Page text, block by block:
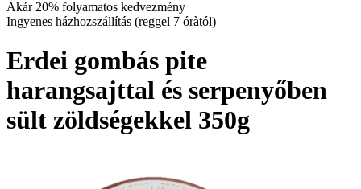
Akár 20% folyamatos kedvezmény
Ingyenes házhozszállítás (reggel 7 óràtól)
Erdei gombás pite
harangsajttal és serpenyőben
sült zöldségekkel 350g